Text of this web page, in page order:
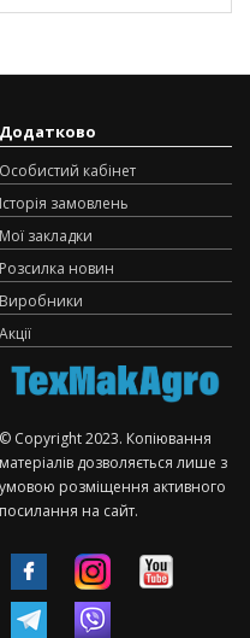
Додатково
Особистий кабінет
Історія замовлень
Мої закладки
Розсилка новин
Виробники
Акції
© Copyright 2023. Копіювання
матеріалів дозволяється лише з
умовою розміщення активного
посилання на сайт.